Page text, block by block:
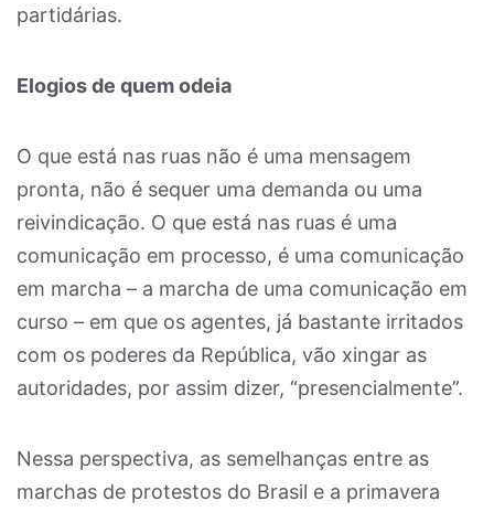
partidárias.
Elogios de quem odeia
O que está nas ruas não é uma mensagem
pronta, não é sequer uma demanda ou uma
reivindicação. O que está nas ruas é uma
comunicação em processo, é uma comunicação
em marcha – a marcha de uma comunicação em
curso – em que os agentes, já bastante irritados
com os poderes da República, vão xingar as
autoridades, por assim dizer, “presencialmente”.
Nessa perspectiva, as semelhanças entre as
marchas de protestos do Brasil e a primavera